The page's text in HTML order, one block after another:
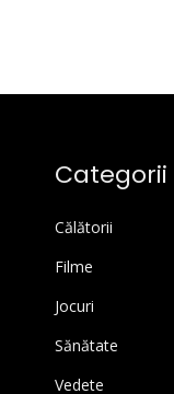
Categorii
Călătorii
Filme
Jocuri
Sănătate
Vedete